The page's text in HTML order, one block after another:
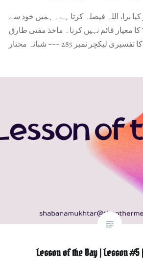
برا، اللہ فیصلہ کرتا ہے۔ ہمیں خود سے
کا معیار قائم نہیں کرنا۔ ماخذ مفتی طارق
لیکچر نمبر 285 ~~~ شبانہ مختار
Lesson of the Day | Lesson #5